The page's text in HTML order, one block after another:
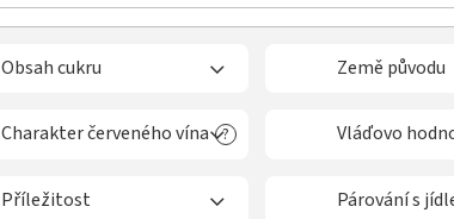
Obsah cukru Země původu
Charakter červeného vína ? Vláďovo
Příležitost Párování s